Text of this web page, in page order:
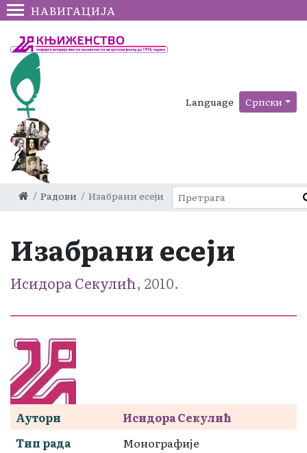
НАВИГАЦИЈА
Language Српски
Радови Изабрани есеји
Изабрани есеји
Исидора Секулић, 2010.
Аутори
Исидора Секулић
Тип рада
Монографије